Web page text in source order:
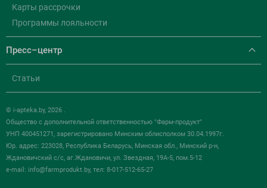
Карты рассрочки
Программы лояльности
Пресс–центр
Статьи
© i-apteka.by, 2026 .
Общество с дополнительной ответственностью "Фарм-продукт"
УНП 400451271, зарегистрировано Минским облисполком 30.04.1997г.
Юр. адрес: 223028, Республика Беларусь, Минская обл., Минский р-н,
Ждановичский с/с, аг.Ждановичи, ул. Звездная, 19А-5, пом.5-12
e-mail: info@farmprodukt.by, тел: 8-017-512-65-27